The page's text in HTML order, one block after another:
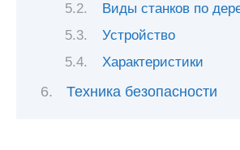
Виды станков по
Устройство
Характеристики
Техника безопасности